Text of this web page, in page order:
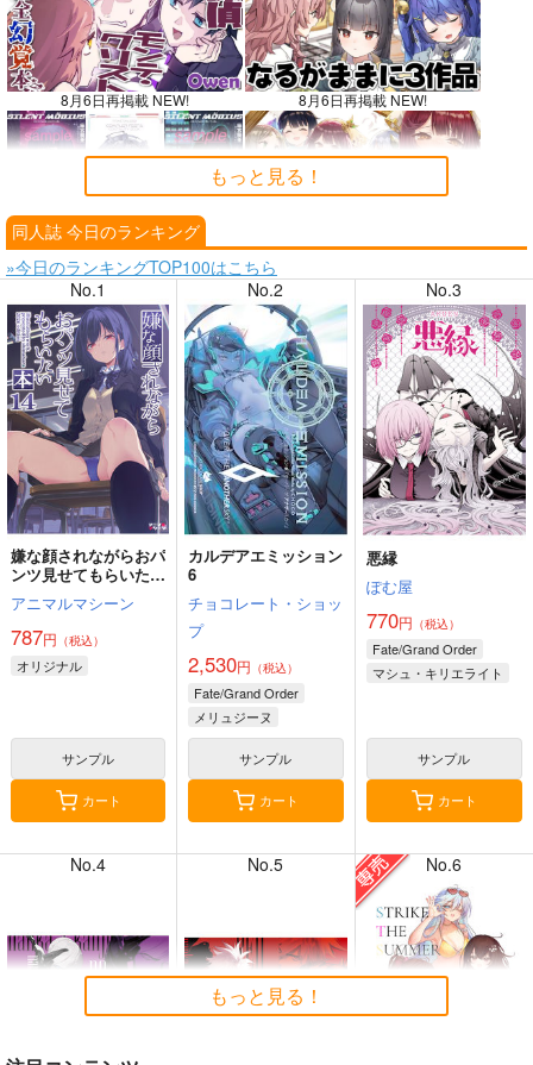
8月6日再掲載 NEW! 8月6日再掲載 NEW!
8月4日掲載
8月3日掲載 8月3日掲載
8月2日掲載 8月2日掲載
7月31日掲載 7月31日掲載
7月30日掲載 7月30日掲載
7月28日掲載
もっと見る！
同人誌 今日のランキング
»今日のランキングTOP100はこちら
No.1
嫌な顔されながらおパ
ンツ見せてもらいたい
本14
アニマルマシーン
787円 （税込）
オリジナル
サンプル
カート
No.2
カルデアエミッション
6
チョコレート・ショッ
プ
2,530円 （税込）
Fate/Grand Order
メリュジーヌ
サンプル
カート
No.3
悪縁
ぽむ屋
770円 （税込）
Fate/Grand Order
マシュ・キリエライト
サンプル
カート
No.4 No.5 No.6
もっと見る！